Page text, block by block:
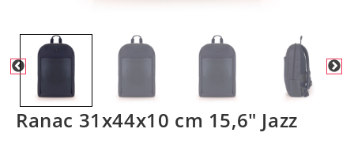
Ranac 31x44x10 cm 15,6″ Jazz